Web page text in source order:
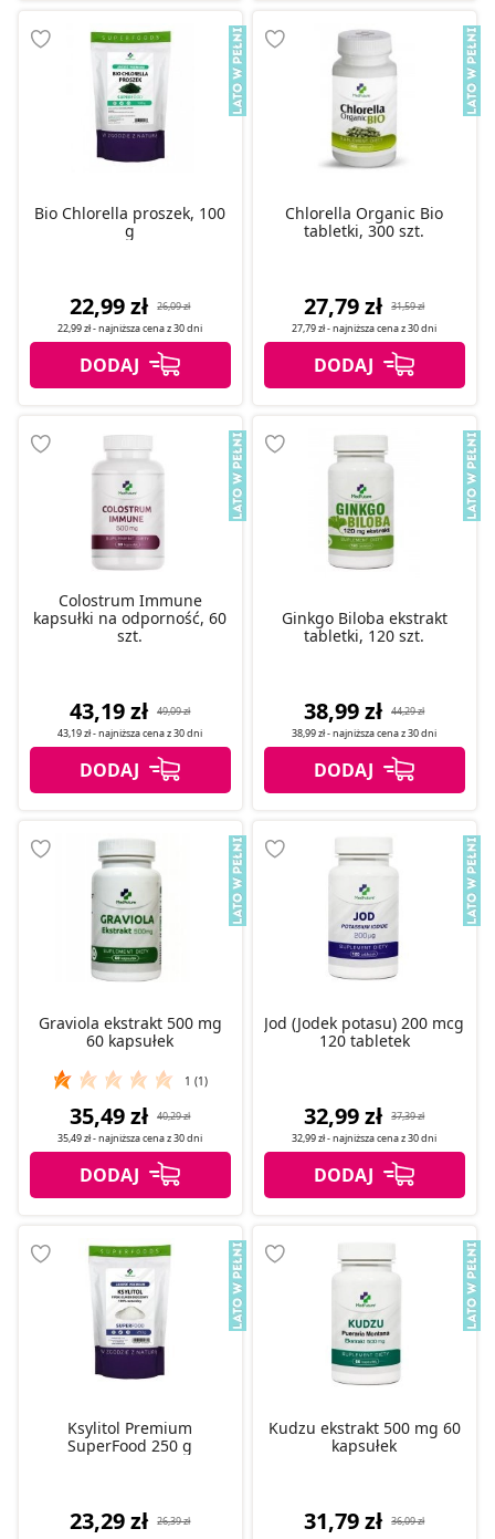
Bio Chlorella proszek, 100
g
22,99 zł
26,09 zł
22,99 zł- najniższa cena z30 dni
Chlorella Organic Bio
tabletki, 300 szt.
27,79 zł
31,59 zł
27,79 zł- najniższa cena z30 dni
Colostrum Immune
kapsułki na odporność, 60
szt.
43,19 zł
49,09 zł
43,19 zł- najniższa cena z30 dni
Ginkgo Biloba ekstrakt
tabletki, 120 szt.
38,99 zł
44,29 zł
38,99 zł- najniższa cena z30 dni
Graviola ekstrakt 500 mg
60 kapsułek
1 (1)
35,49 zł
40,29 zł
35,49 zł- najniższa cena z30 dni
Jod (Jodek potasu) 200 mcg
120 tabletek
32,99 zł
37,39 zł
32,99 zł- najniższa cena z30 dni
Ksylitol Premium
SuperFood 250 g
23,29 zł
26,39 zł
Kudzu ekstrakt 500 mg 60
kapsułek
31,79 zł
36,09 zł